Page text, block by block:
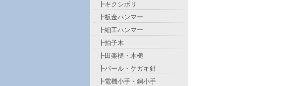
┣キクシボリ
┣板金ハンマー
┣細工ハンマー
┣拍子木
┣田楽槌・木槌
┣バール・ケガキ針
┣電機小手・銅小手